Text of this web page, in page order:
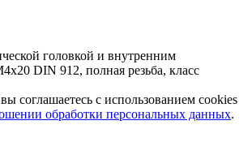
головкой и внутренним
DIN 912, полная резьба, класс
соглашаетесь с использованием cookies
обработки персональных данных.